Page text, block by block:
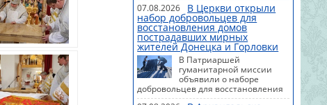
07.08.2026 В Церкви открыли
набор добровольцев для
восстановления домов
пострадавших мирных
жителей Донецка и Горловки
В Патриаршей
гуманитарной миссии
объявили о наборе
добровольцев для восстановления
разрушенных частных домов